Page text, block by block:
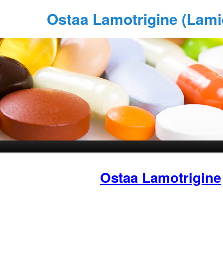
Ostaa Lamotrigine
Ostaa Lamotrigine